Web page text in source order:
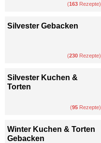
(163 Rezepte)
Silvester Gebacken
(230 Rezepte)
Silvester Kuchen &
Torten
(95 Rezepte)
Winter Kuchen & Torten
Gebacken